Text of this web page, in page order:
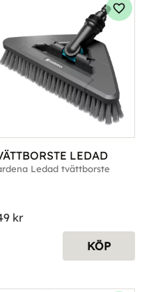
i favoriter
LEDAD
Ledad tvättborste
kr
KÖP